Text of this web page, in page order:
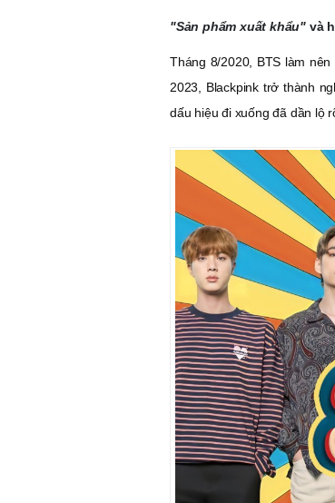
"Sản phẩm xuất khẩu" và
Tháng 8/2020, BTS làm
2023, Blackpink trở thành
dấu hiệu đi xuống đã dần lộ